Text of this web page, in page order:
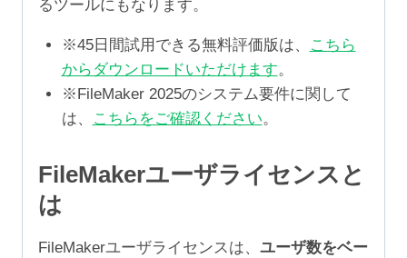
るツールにもなります。
※45日間試用できる無料評価版は、
こちら
からダウンロードいただけます。
※FileMaker 2025のシステム要件に関して
は、
こちらをご確認ください。
FileMakerユーザライセンスと
は
FileMakerユーザライセンスは、 ユーザ数をベー